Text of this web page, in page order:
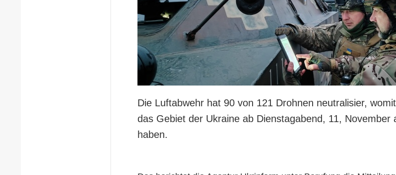
Die Luftabwehr hat 90 von 121 Drohnen neutralisier,
das Gebiet der Ukraine ab Dienstagabend, 11, November
haben.